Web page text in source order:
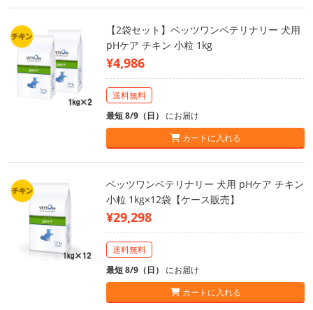
【2袋セット】ベッツワンベテリナリー 犬用
pHケア チキン 小粒 1kg
¥4,986
送料無料
最短 8/9（日） にお届け
カートに入れる
ベッツワンベテリナリー 犬用 pHケア チキン
小粒 1kg×12袋【ケース販売】
¥29,298
送料無料
最短 8/9（日） にお届け
カートに入れる